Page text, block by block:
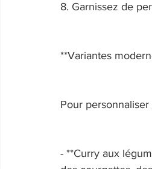
8. Garnissez de
**Variantes
Pour
- **Curry aux